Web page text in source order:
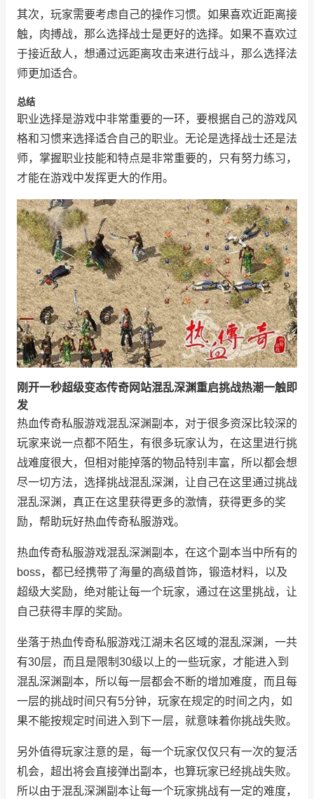
其次，玩家需要考虑自己的操作习惯。如果喜欢近距离接
触，肉搏战，那么选择战士是更好的选择。如果不喜欢过
于接近敌人，想通过远距离攻击来进行战斗，那么选择法
师更加适合。
总结
职业选择是游戏中非常重要的一环，要根据自己的游戏风
格和习惯来选择适合自己的职业。无论是选择战士还是法
师，掌握职业技能和特点是非常重要的，只有努力练习，
才能在游戏中发挥更大的作用。
刚开一秒超级变态传奇网站混乱深渊重启挑战热潮一触即
发
热血传奇私服游戏混乱深渊副本，对于很多资深比较深的
玩家来说一点都不陌生，有很多玩家认为，在这里进行挑
战难度很大，但相对能掉落的物品特别丰富，所以都会想
尽一切方法，选择挑战混乱深渊，让自己在这里通过挑战
混乱深渊，真正在这里获得更多的激情，获得更多的奖
励，帮助玩好热血传奇私服游戏。
热血传奇私服游戏混乱深渊副本，在这个副本当中所有的
boss，都已经携带了海量的高级首饰，锻造材料，以及
超级大奖励，绝对能让每一个玩家，通过在这里挑战，让
自己获得丰厚的奖励。
坐落于热血传奇私服游戏江湖未名区域的混乱深渊，一共
有30层，而且是限制30级以上的一些玩家，才能进入到
混乱深渊副本，所以每一层都会不断的增加难度，而且每
一层的挑战时间只有5分钟，玩家在规定的时间之内，如
果不能按规定时间进入到下一层，就意味着你挑战失败。
另外值得玩家注意的是，每一个玩家仅仅只有一次的复活
机会，超出将会直接弹出副本，也算玩家已经挑战失败。
所以由于混乱深渊副本让每一个玩家挑战有一定的难度，